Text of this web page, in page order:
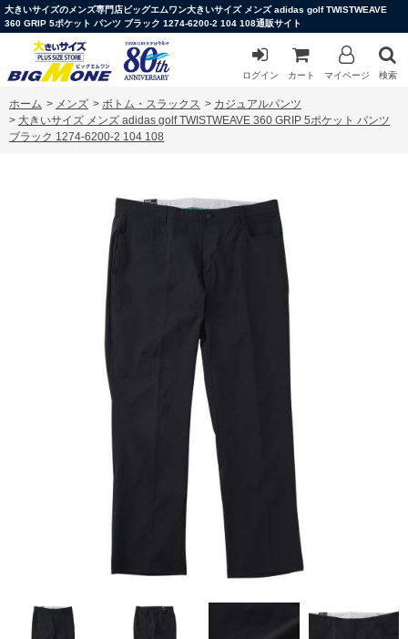
大きいサイズのメンズ専門店ビッグエムワン大きいサイズ メンズ adidas golf TWISTWEAVE
360 GRIP 5ポケット パンツ ブラック 1274-6200-2 104 108通販サイト
ログイン カート マイページ 検索
ホーム > メンズ > ボトム・スラックス > カジュアルパンツ
> 大きいサイズ メンズ adidas golf TWISTWEAVE 360 GRIP 5ポケット パンツ
ブラック 1274-6200-2 104 108